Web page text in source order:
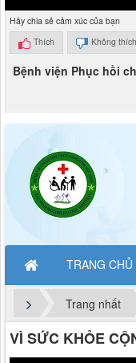
Hãy chia sẻ cảm xúc của bạn
Thích
Không thích
Bệnh viện Phục hồi
TRANG CHỦ
Trang nhất
VÌ SỨC KHỎE
THƯ VIỆN VIDEO
30/
02/
Đã